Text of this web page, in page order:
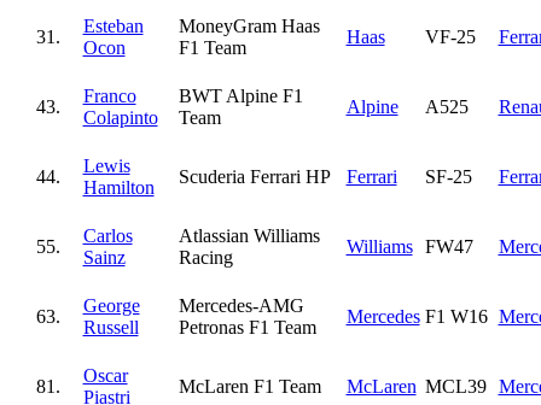
31.
Esteban
Ocon
MoneyGram Haas
F1 Team
Haas VF-25
43.
Franco
Colapinto
BWT Alpine F1
Team
Alpine A525
44.
Lewis
Hamilton
Scuderia Ferrari HP Ferrari SF-25
55.
Carlos
Sainz
Atlassian Williams
Racing
Williams FW47
63.
George
Russell
Mercedes-AMG
Petronas F1 Team
Mercedes F1 W16
81.
Oscar
Piastri
McLaren F1 Team McLaren MCL39